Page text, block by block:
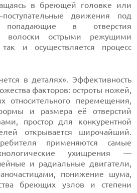
в бреющей головке или
поступательные движения под
попадающие в отверстия
волоски острыми режущими
и осуществляется процесс
в деталях». Эффективность
факторов: остроты ножей,
относительного перемещения,
и размера её отверстий
простор для конкурентной
открывается широчайший.
применяются самые
ухищрения —
и радиальные двигатели,
понижение шума,
бреющих узлов и степени